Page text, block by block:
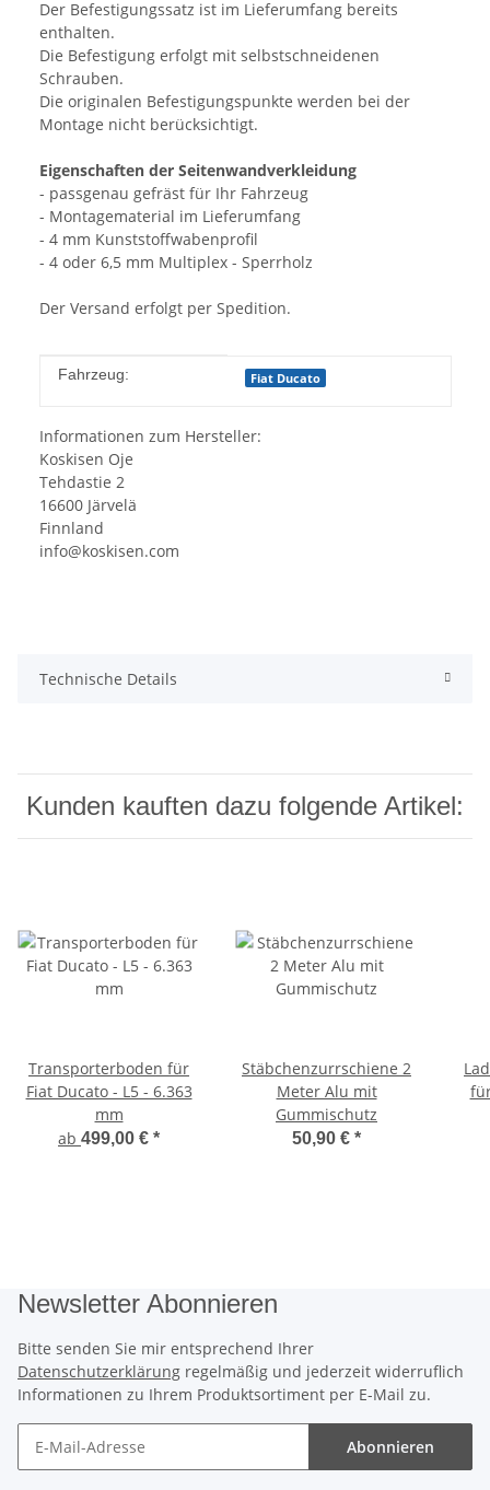
Der Befestigungssatz ist im Lieferumfang bereits
enthalten.
Die Befestigung erfolgt mit selbstschneidenen
Schrauben.
Die originalen Befestigungspunkte werden bei der
Montage nicht berücksichtigt.
Eigenschaften der Seitenwandverkleidung
- passgenau gefräst für Ihr Fahrzeug
- Montagematerial im Lieferumfang
- 4 mm Kunststoffwabenprofil
- 4 oder 6,5 mm Multiplex - Sperrholz
Der Versand erfolgt per Spedition.
Produkteigenschaft
Wert
Fahrzeug: Fiat Ducato
Informationen zum Hersteller:
Koskisen Oje
Tehdastie 2
16600 Järvelä
Finnland
info@koskisen.com
Technische Details
Kunden kauften dazu folgende Artikel:
Transporterboden für
Fiat Ducato - L5 - 6.363
mm
ab 499,00 € *
Stäbchenzurrschiene 2
Meter Alu mit
Gummischutz
50,90 € *
Newsletter Abonnieren
Bitte senden Sie mir entsprechend Ihrer
Datenschutzerklärung regelmäßig und jederzeit widerruflich
Informationen zu Ihrem Produktsortiment per E-Mail zu.
Abonnieren